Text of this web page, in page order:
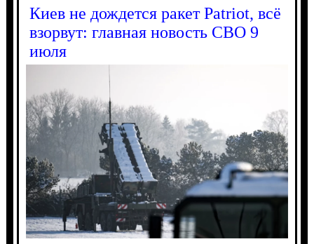
Киев не дождется ракет Patriot, всё
взорвут: главная новость СВО 9
июля